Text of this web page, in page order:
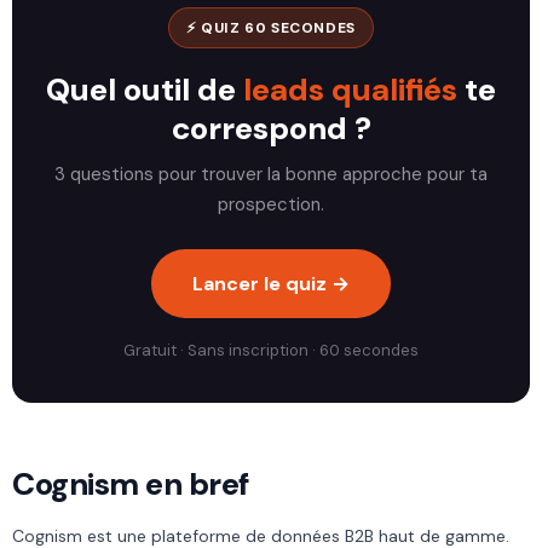
⚡ QUIZ 60 SECONDES
Quel outil de leads qualifiés te
correspond ?
3 questions pour trouver la bonne approche pour ta
prospection.
Lancer le quiz →
Gratuit · Sans inscription · 60 secondes
Cognism en bref
Cognism est une plateforme de données B2B haut de gamme.